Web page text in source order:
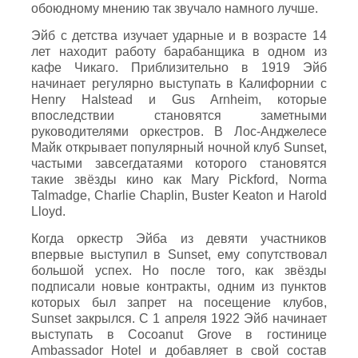
обоюдному мнению так звучало намного лучше.
Эйб с детства изучает ударные и в возрасте 14
лет находит работу барабанщика в одном из
кафе Чикаго. Приблизительно в 1919 Эйб
начинает регулярно выступать в Калифорнии с
Henry Halstead и Gus Arnheim, которые
впоследствии становятся заметными
руководителями оркестров. В Лос-Анджелесе
Майк открывает популярный ночной клуб Sunset,
частыми завсегдатаями которого становятся
такие звёзды кино как Mary Pickford, Norma
Talmadge, Charlie Chaplin, Buster Keaton и Harold
Lloyd.
Когда оркестр Эйба из девяти участников
впервые выступил в Sunset, ему сопутствовал
большой успех. Но после того, как звёзды
подписали новые контракты, одним из пунктов
которых был запрет на посещение клубов,
Sunset закрылся. С 1 апреля 1922 Эйб начинает
выступать в Cocoanut Grove в гостинице
Ambassador Hotel и добавляет в свой состав